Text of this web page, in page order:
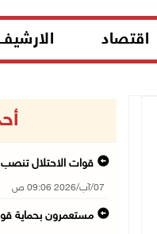
اقتصاد
قوات الاحتلال
07/آب/2026 09:06 ص
مستعمرون بحماية